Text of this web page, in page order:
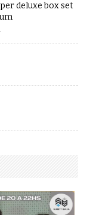
deluxe box set